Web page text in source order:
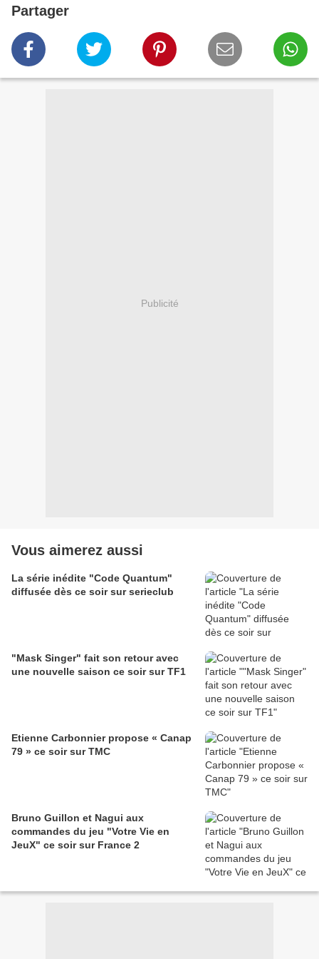
Partager
Publicité
Vous aimerez aussi
La série inédite "Code Quantum"
diffusée dès ce soir sur serieclub
"Mask Singer" fait son retour avec
une nouvelle saison ce soir sur TF1
Etienne Carbonnier propose « Canap
79 » ce soir sur TMC
Bruno Guillon et Nagui aux
commandes du jeu "Votre Vie en
JeuX" ce soir sur France 2